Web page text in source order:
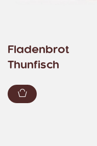
Fladenbrot
Thunfisch
Zum Warenkorb